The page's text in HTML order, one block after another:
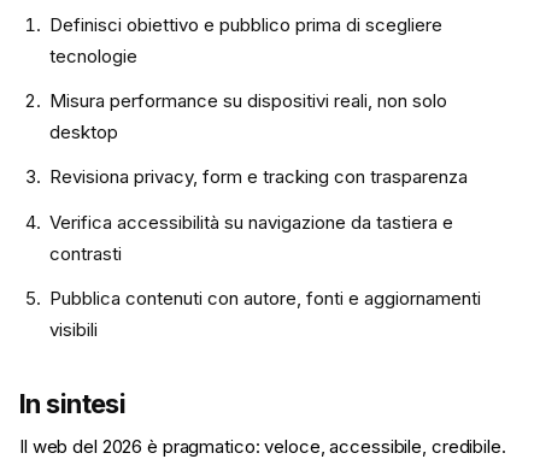
Definisci obiettivo e pubblico prima di scegliere
tecnologie
Misura performance su dispositivi reali, non solo
desktop
Revisiona privacy, form e tracking con trasparenza
Verifica accessibilità su navigazione da tastiera e
contrasti
Pubblica contenuti con autore, fonti e aggiornamenti
visibili
In sintesi
Il web del 2026 è pragmatico: veloce, accessibile, credibile.